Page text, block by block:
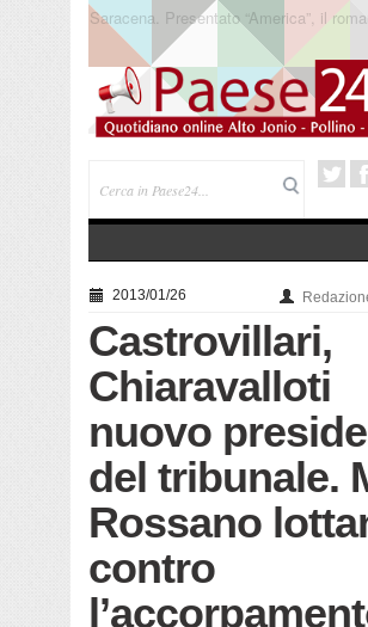
Trebisacce. Cento anni per la
di San Rocco. Arriva la reliquia
2013/01/26
Castrovillari,
Chiaravalloti
nuovo
del tribunale.
Rossano
contro